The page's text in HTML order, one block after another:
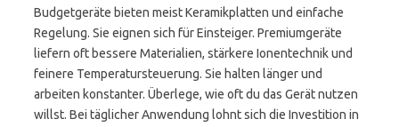
Budgetgeräte bieten meist Keramikplatten und einfache
Regelung. Sie eignen sich für Einsteiger. Premiumgeräte
liefern oft bessere Materialien, stärkere Ionentechnik und
feinere Temperatursteuerung. Sie halten länger und
arbeiten konstanter. Überlege, wie oft du das Gerät nutzen
willst. Bei täglicher Anwendung lohnt sich die Investition in